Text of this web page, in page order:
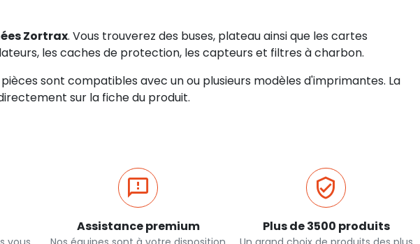
Zortrax. Vous trouverez des buses, plateau ainsi que les cartes
les caches de protection, les capteurs et filtres à charbon.
sont compatibles avec un ou plusieurs modèles d'imprimantes. La
sur la fiche du produit.
Assistance premium Plus de 3500 produits